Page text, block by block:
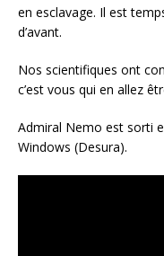
en esclavage. Il est
d’avant.
Nos scientifiques ont
c’est vous qui en allez
Admiral Nemo est sorti
Windows (Desura).